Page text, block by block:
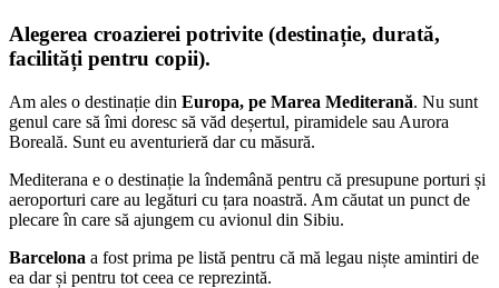
Alegerea croazierei potrivite (destinație, durată,
facilități pentru copii).
Am ales o destinație din Europa, pe Marea Mediterană. Nu sunt
genul care să îmi doresc să văd deșertul, piramidele sau Aurora
Boreală. Sunt eu aventurieră dar cu măsură.
Mediterana e o destinație la îndemână pentru că presupune porturi și
aeroporturi care au legături cu țara noastră. Am căutat un punct de
plecare în care să ajungem cu avionul din Sibiu.
Barcelona a fost prima pe listă pentru că mă legau niște amintiri de
ea dar și pentru tot ceea ce reprezintă.